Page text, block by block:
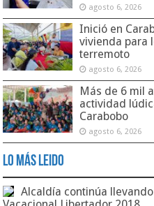
agosto 6, 2026
Inició en
vivienda para
terremoto
agosto 6, 2026
Más de 6 mil
actividad
Carabobo
agosto 6, 2026
Lo Más Leido
Alcaldía continúa